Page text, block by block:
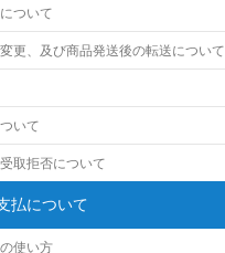
ついて
更、及び商品発送後の転送について
いて
取拒否について
払について
使い方